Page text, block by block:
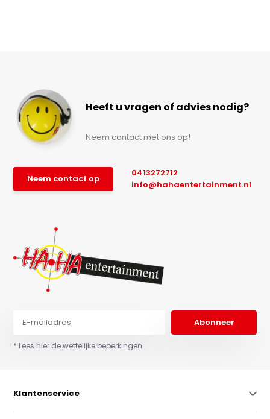
Heeft u vragen of advies nodig?
Neem contact met ons op!
Neem contact op
0413272712
info@hahaentertainment.nl
Abonneer
* Lees hier de wettelijke beperkingen
Klantenservice